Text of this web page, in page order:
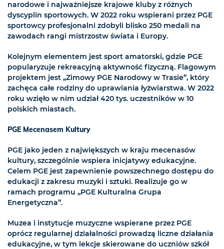
narodowe i najważniejsze krajowe kluby z różnych
dyscyplin sportowych. W 2022 roku wspierani przez PGE
sportowcy profesjonalni zdobyli blisko 250 medali na
zawodach rangi mistrzostw świata i Europy.
Kolejnym elementem jest sport amatorski, gdzie PGE
popularyzuje rekreacyjną aktywność fizyczną. Flagowym
projektem jest „Zimowy PGE Narodowy w Trasie”, który
zachęca całe rodziny do uprawiania łyżwiarstwa. W 2022
roku wzięło w nim udział 420 tys. uczestników w 10
polskich miastach.
PGE Mecenasem Kultury
PGE jako jeden z największych w kraju mecenasów
kultury, szczególnie wspiera inicjatywy edukacyjne.
Celem PGE jest zapewnienie powszechnego dostępu do
edukacji z zakresu muzyki i sztuki. Realizuje go w
ramach programu „PGE Kulturalna Grupa
Energetyczna”.
Muzea i instytucje muzyczne wspierane przez PGE
oprócz regularnej działalności prowadzą liczne działania
edukacyjne, w tym lekcje skierowane do uczniów szkół